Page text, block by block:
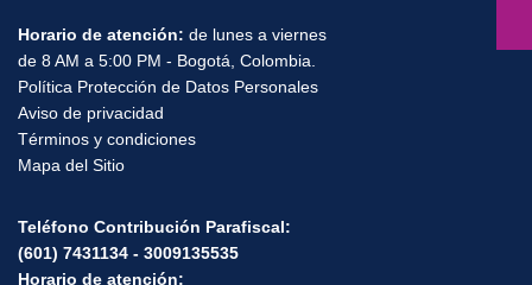
Horario de atención: de lunes a viernes
de 8 AM a 5:00 PM - Bogotá, Colombia.
Política Protección de Datos Personales
Aviso de privacidad
Términos y condiciones
Mapa del Sitio
Teléfono Contribución Parafiscal:
(601) 7431134 - 3009135535